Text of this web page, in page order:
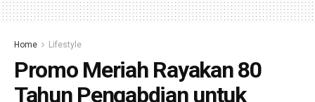
Home Lifestyle
Promo Meriah Rayakan 80
Tahun Pengabdian untuk